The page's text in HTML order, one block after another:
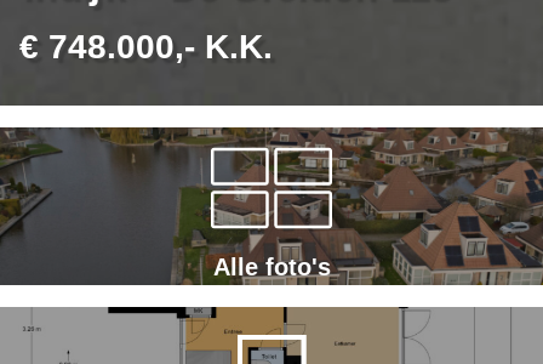
€ 748.000,- K.K.
Alle foto's